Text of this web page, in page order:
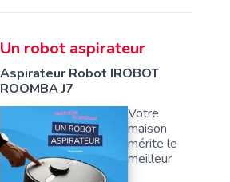
Un robot aspirateur
Aspirateur Robot IROBOT
ROOMBA J7
Votre
maison
mérite le
meilleur